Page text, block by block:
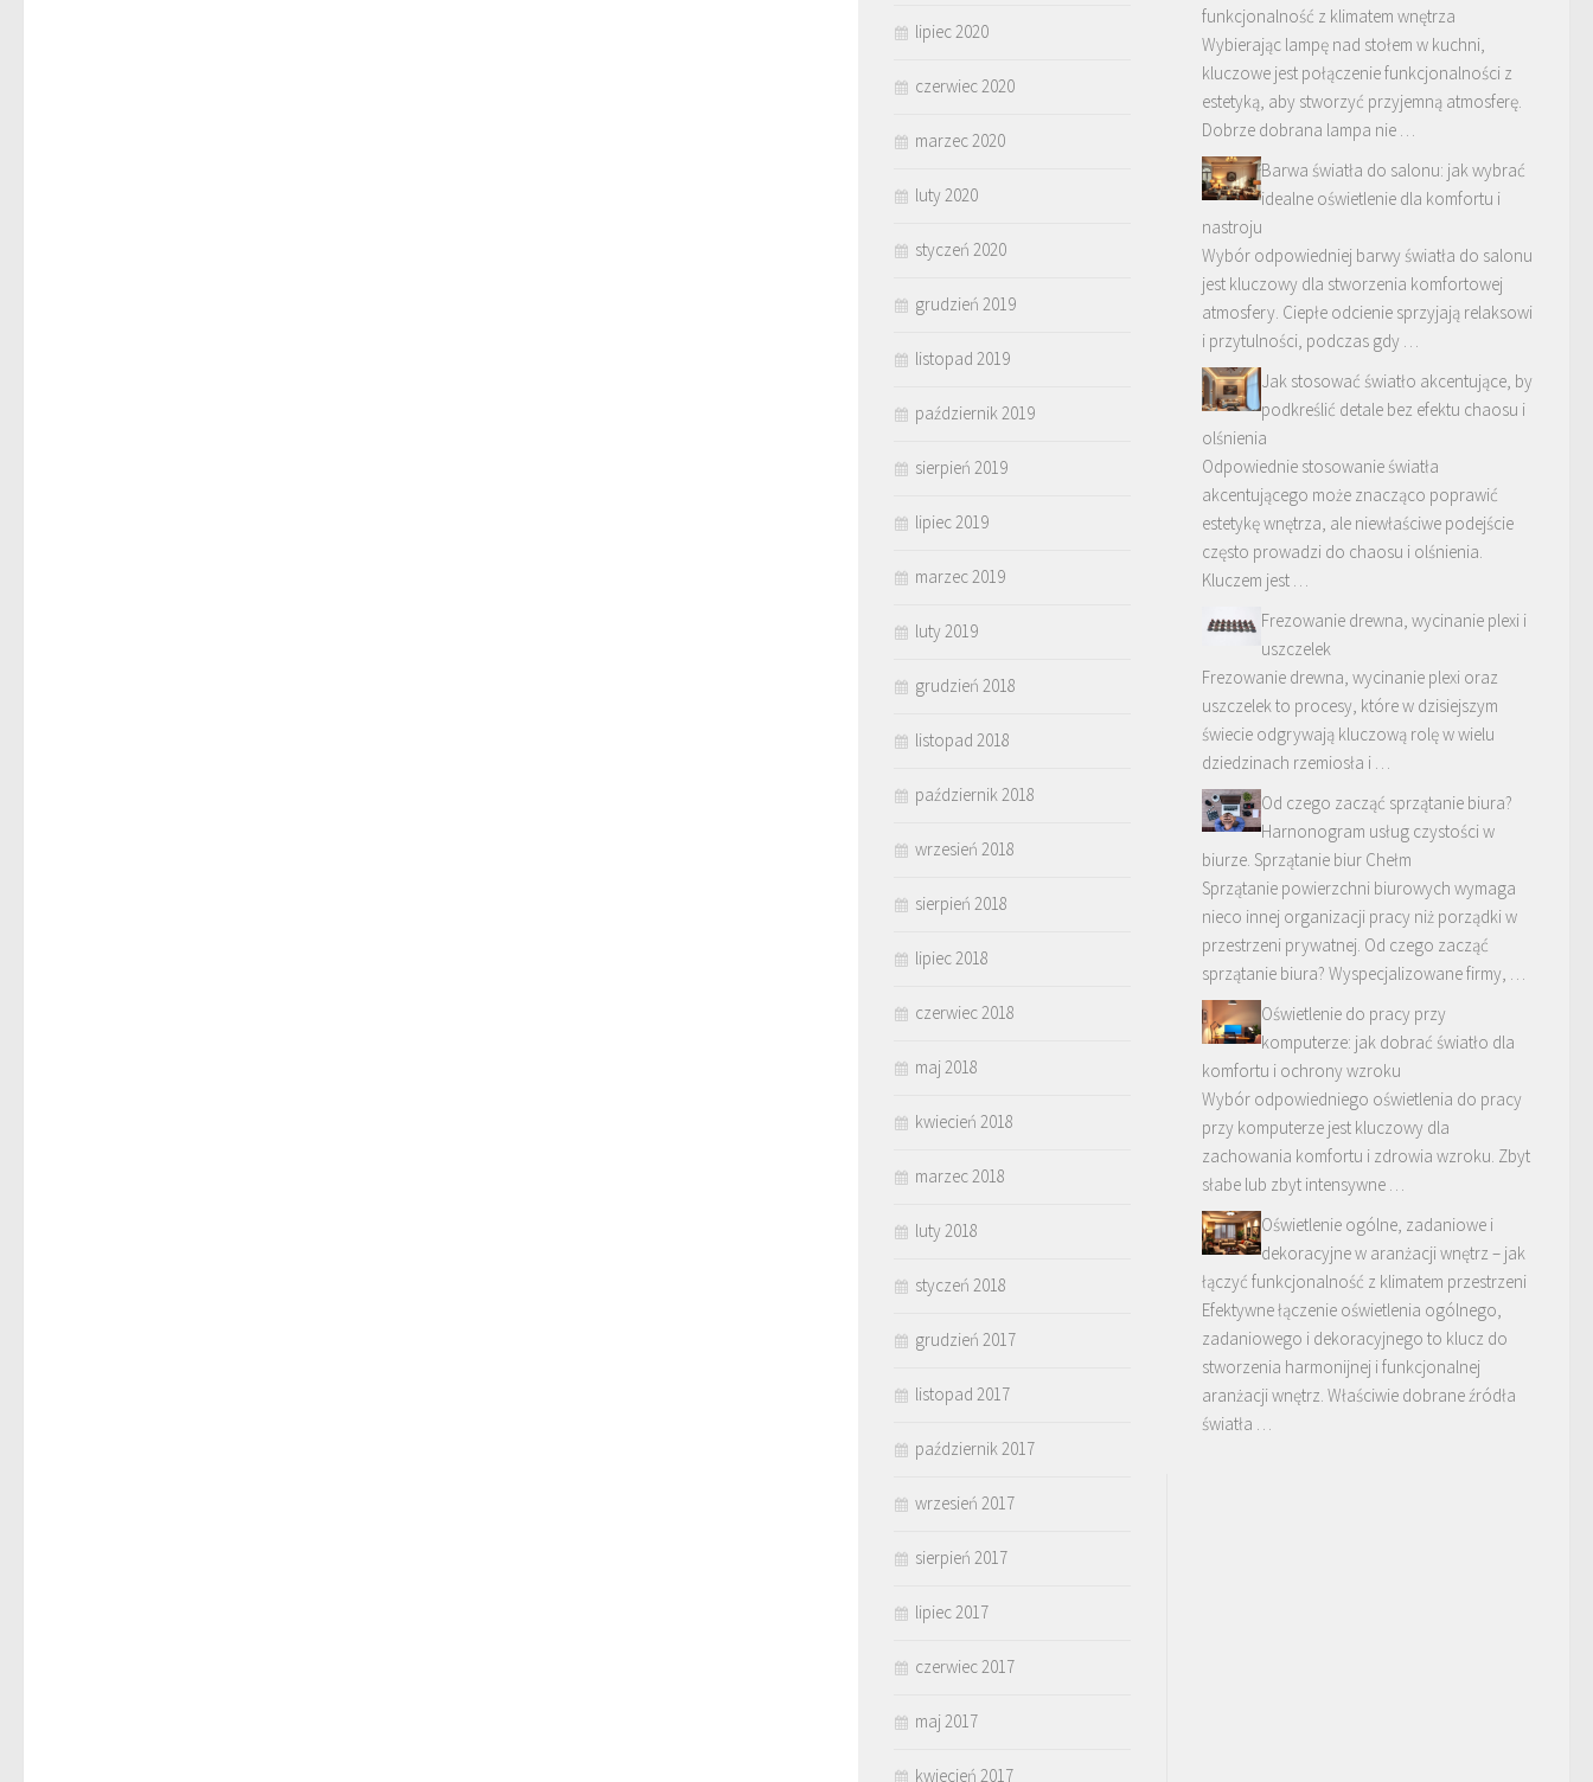
funkcjonalność z klimatem wnętrza
Wybierając lampę nad stołem w kuchni,
kluczowe jest połączenie funkcjonalności z
estetyką, aby stworzyć przyjemną atmosferę.
Dobrze dobrana lampa nie …
Barwa światła do salonu: jak wybrać
idealne oświetlenie dla komfortu i
nastroju
Wybór odpowiedniej barwy światła do salonu
jest kluczowy dla stworzenia komfortowej
atmosfery. Ciepłe odcienie sprzyjają relaksowi
i przytulności, podczas gdy …
Jak stosować światło akcentujące, by
podkreślić detale bez efektu chaosu i
olśnienia
Odpowiednie stosowanie światła
akcentującego może znacząco poprawić
estetykę wnętrza, ale niewłaściwe podejście
często prowadzi do chaosu i olśnienia.
Kluczem jest …
Frezowanie drewna, wycinanie plexi i
uszczelek
Frezowanie drewna, wycinanie plexi oraz
uszczelek to procesy, które w dzisiejszym
świecie odgrywają kluczową rolę w wielu
dziedzinach rzemiosła i …
Od czego zacząć sprzątanie biura?
Harnonogram usług czystości w
biurze. Sprzątanie biur Chełm
Sprzątanie powierzchni biurowych wymaga
nieco innej organizacji pracy niż porządki w
przestrzeni prywatnej. Od czego zacząć
sprzątanie biura? Wyspecjalizowane firmy, …
Oświetlenie do pracy przy
komputerze: jak dobrać światło dla
komfortu i ochrony wzroku
Wybór odpowiedniego oświetlenia do pracy
przy komputerze jest kluczowy dla
zachowania komfortu i zdrowia wzroku. Zbyt
słabe lub zbyt intensywne …
Oświetlenie ogólne, zadaniowe i
dekoracyjne w aranżacji wnętrz – jak
łączyć funkcjonalność z klimatem przestrzeni
Efektywne łączenie oświetlenia ogólnego,
zadaniowego i dekoracyjnego to klucz do
stworzenia harmonijnej i funkcjonalnej
aranżacji wnętrz. Właściwie dobrane źródła
światła …
lipiec 2020
czerwiec 2020
marzec 2020
luty 2020
styczeń 2020
grudzień 2019
listopad 2019
październik 2019
sierpień 2019
lipiec 2019
marzec 2019
luty 2019
grudzień 2018
listopad 2018
październik 2018
wrzesień 2018
sierpień 2018
lipiec 2018
czerwiec 2018
maj 2018
kwiecień 2018
marzec 2018
luty 2018
styczeń 2018
grudzień 2017
listopad 2017
październik 2017
wrzesień 2017
sierpień 2017
lipiec 2017
czerwiec 2017
maj 2017
kwiecień 2017